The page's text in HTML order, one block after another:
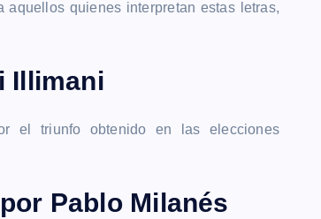
quienes interpretan estas letras,
Illimani
el triunfo obtenido en las elecciones
Pablo Milanés